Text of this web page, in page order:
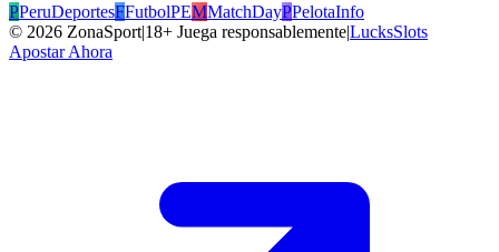
PPeruDeportesFFutbolPEMMatchDayPPelotaInfo
© 2026 ZonaSport|18+ Juega responsablemente|LucksSlots
Apostar Ahora